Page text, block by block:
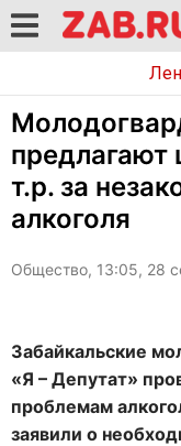
предлагают
т.р. за
алкоголя
Общество, 13:05, 28
Забайкальские
«Я – Депутат»
проблемам
заявили о